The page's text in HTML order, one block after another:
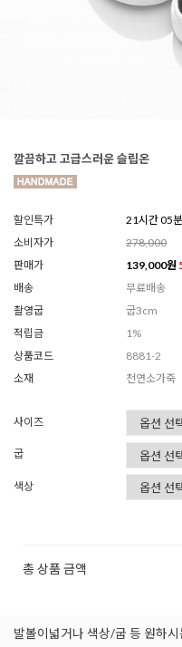
깔끔하고 고급스러운 슬립온
할인특가
21시간 05
소비자가
278,000
판매가
139,000원
배송
무료배송
촬영굽
굽3cm
적립금
1%
상품코드
8881-2
소재
천연소가죽
사이즈
굽
색상
총 상품 금액
발볼이넓거나 색상/굽 등 원하